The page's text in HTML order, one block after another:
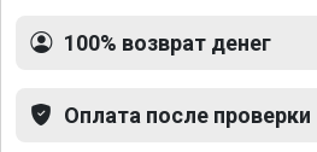
100% возврат денег
Оплата после проверки